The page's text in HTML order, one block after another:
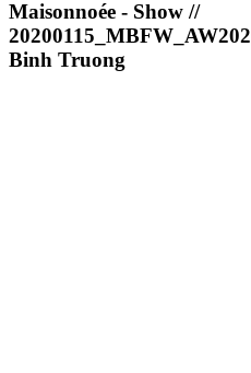
Maisonnoée - Show //
Binh Truong